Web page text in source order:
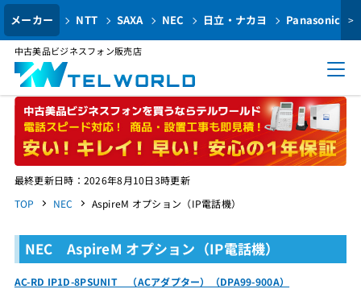
メーカー NTT SAXA NEC 日立・ナカヨ Panasonic >
中古美品ビジネスフォン販売店
最終更新日時：2026年8月10日3時更新
TOP
NEC AspireM オプション（IP電話機）
NEC AspireM オプション（IP電話機）
AC-RD IP1D-8PSUNIT （ACアダプター）（DPA99-900A）